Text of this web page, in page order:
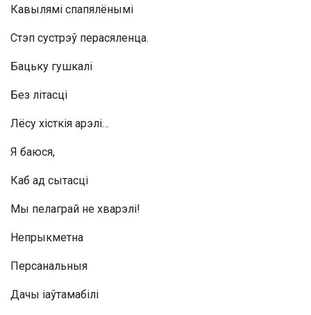
Кавылямі спапялёнымі
Стэп сустрэў перасяленца.
Бацьку гушкалі
Без літасці
Лёсу хісткія арэлі…
Я баюся,
Каб ад сытасці
Мы пелаграй не хварэлі!
Непрыкметна
Персанальныя
Дачы іаўтамабілі